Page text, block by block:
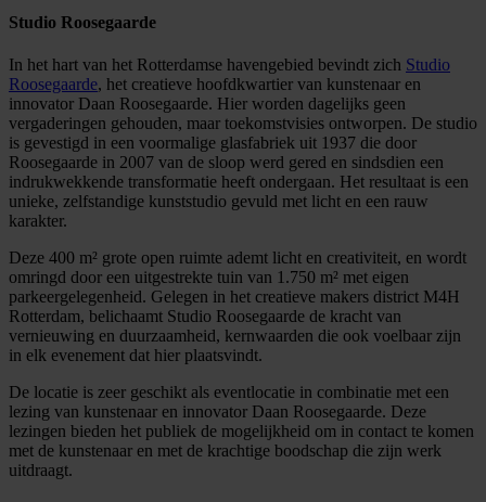
Studio Roosegaarde
In het hart van het Rotterdamse havengebied bevindt zich Studio
Roosegaarde, het creatieve hoofdkwartier van kunstenaar en
innovator Daan Roosegaarde. Hier worden dagelijks geen
vergaderingen gehouden, maar toekomstvisies ontworpen. De studio
is gevestigd in een voormalige glasfabriek uit 1937 die door
Roosegaarde in 2007 van de sloop werd gered en sindsdien een
indrukwekkende transformatie heeft ondergaan. Het resultaat is een
unieke, zelfstandige kunststudio gevuld met licht en een rauw
karakter.
Deze 400 m² grote open ruimte ademt licht en creativiteit, en wordt
omringd door een uitgestrekte tuin van 1.750 m² met eigen
parkeergelegenheid. Gelegen in het creatieve makers district M4H
Rotterdam, belichaamt Studio Roosegaarde de kracht van
vernieuwing en duurzaamheid, kernwaarden die ook voelbaar zijn
in elk evenement dat hier plaatsvindt.
De locatie is zeer geschikt als eventlocatie in combinatie met een
lezing van kunstenaar en innovator Daan Roosegaarde. Deze
lezingen bieden het publiek de mogelijkheid om in contact te komen
met de kunstenaar en met de krachtige boodschap die zijn werk
uitdraagt.